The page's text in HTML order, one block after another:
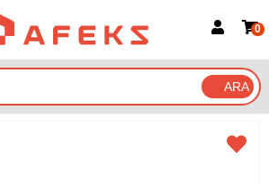
Google İle Bağlan
0